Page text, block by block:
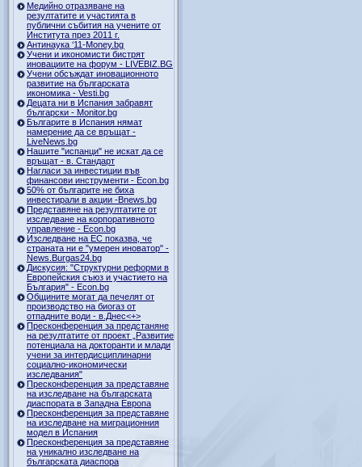
Медийно отразяване на
резултатите и участията в
публични събития на учените от
Института през 2011 г.
Антинаука ‘11-Money.bg
Учени и икономисти бистрят
иновациите на форум - LIVEBIZ.BG
Учени обсъждат иновационното
развитие на българската
икономика - Vesti.bg
Децата ни в Испания забравят
български - Monitor.bg
Българите в Испания нямат
намерение да се връщат -
LiveNews.bg
Нашите "испанци" не искат да се
връщат - в. Стандарт
Нагласи за инвестиции във
финансови инструменти - Econ.bg
50% от българите не биха
инвестирали в акции -Bnews.bg
Представяне на резултатите от
изследване на корпоративното
управление - Econ.bg
Изследване на ЕС показва, че
страната ни е "умерен иноватор" -
News.Burgas24.bg
Дискусия: "Структурни реформи в
Европейския съюз и участието на
България" - Econ.bg
Общините могат да печелят от
производство на биогаз от
отпадните води - в.Днес<+>
Пресконференция за предстаняне
на резултатите от проект „Развитие
потенциала на докторанти и млади
учени за интердисциплинарни
социално-икономически
изследвания"
Пресконференция за представяне
на изследване на българската
диаспората в Западна Европа
Пресконференция за представяне
на изследване на миграционния
модел в Испания
Пресконференция за представяне
на уникално изследване на
българската диаспора